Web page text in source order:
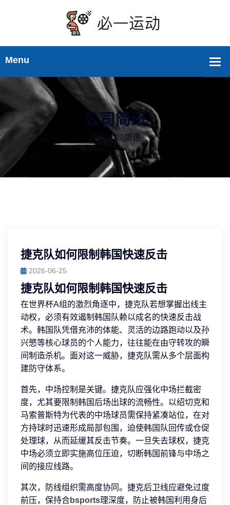
公司简讯
首页/公司简讯
捷克队如何限制韩国快速反击
2026-06-25
捷克队如何限制韩国快速反击
在世界杯A组的激烈角逐中，捷克队若想掌握出线主
动权，必须有效遏制韩国队赖以成名的快速反击战
术。韩国队凭借充沛的体能、灵活的边路跑动以及孙
兴慜等核心球员的个人能力，往往能在由守转攻的瞬
间制造杀机。面对这一威胁，捷克队需从多个层面构
建防守体系。
首先，中场控制是关键。捷克队应强化中场拦截密
度，尤其要限制韩国后场出球的流畅性。以绍切克和
马索普斯特为代表的中场球员需保持紧凑站位，在对
方持球时迅速形成局部包围，迫使韩国队回传或仓促
处理球，从而延缓其反击节奏。一旦失去球权，捷克
中场必须立即实施高位压迫，切断韩国前锋与中场之
间的接应线路。
其次，防线组织需高度协同。捷克后卫线应避免过度
前压，保持合bsports理深度，防止被韩国利用身后